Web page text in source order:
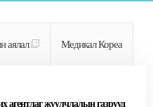
аялал Медикал Кореа
агентлаг жуулчлалын газрууд